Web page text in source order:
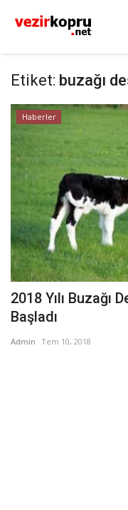
Etiket: buzağı
Haberler
2018 Yılı Buzağı
Başladı
Admin Tem 10, 2018